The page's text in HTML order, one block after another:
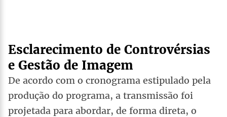
Esclarecimento de Controvérsias
e Gestão de Imagem
De acordo com o cronograma estipulado pela
produção do programa, a transmissão foi
projetada para abordar, de forma direta, o